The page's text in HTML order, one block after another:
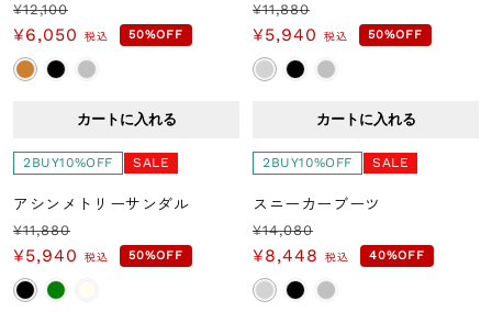
￥7,000～￥9,000
￥9,000～
通
常
価
¥12,100
セ
ー
ル
¥6,050 税込 50%OFF
カートに入れる
通
常
価
¥11,880
セ
ー
ル
¥5,940 税込 50%OFF
カートに入れる
2BUY10%OFF SALE
アシンメトリーサンダル
通
常
価
¥11,880
セ
ー
ル
¥5,940 税込 50%OFF
2BUY10%OFF SALE
スニーカーブーツ
通
常
価
¥14,080
セ
ー
ル
¥8,448 税込 40%OFF